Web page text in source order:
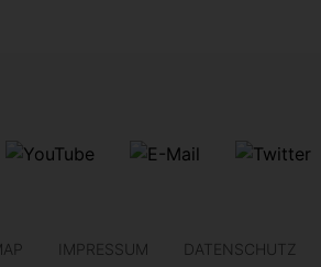
IMPRESSUM DATENSCHUTZ